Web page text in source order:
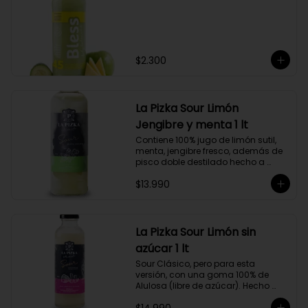
$2.300
La Pizka Sour Limón
Jengibre y menta 1 lt
Contiene 100% jugo de limón sutil,
menta, jengibre fresco, además de
pisco doble destilado hecho a
Alejandría, Amarilla, Rosada y
$13.990
La Pizka Sour Limón sin
azúcar 1 lt
Sour Clásico, pero para esta
versión, con una goma 100% de
Alulosa (libre de azúcar). Hecho
100% con jugo de limón sutil y pisco